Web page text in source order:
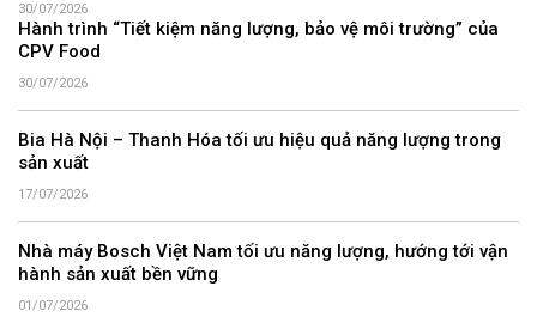
30/07/2026
Hành trình “Tiết kiệm năng lượng, bảo vệ môi trường” của
CPV Food
30/07/2026
Bia Hà Nội – Thanh Hóa tối ưu hiệu quả năng lượng trong
sản xuất
17/07/2026
Nhà máy Bosch Việt Nam tối ưu năng lượng, hướng tới vận
hành sản xuất bền vững
01/07/2026